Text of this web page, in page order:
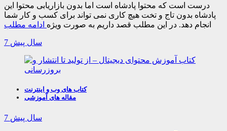
درست است که محتوا پادشاه است اما بدون بازاریابی محتوا این
پادشاه بدون تاج و تخت هیچ کاری نمی تواند برای کسب و کار شما
انجام دهد. در این مطلب قصد داریم به صورت ویژه ادامه مطلب
7 سال پیش
کتاب های وب و اینترنت
مقاله های آموزشی
7 سال پیش